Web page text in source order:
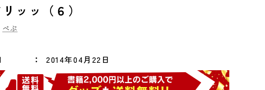
ッッ（６）
ぺぷ
2014年04月22日